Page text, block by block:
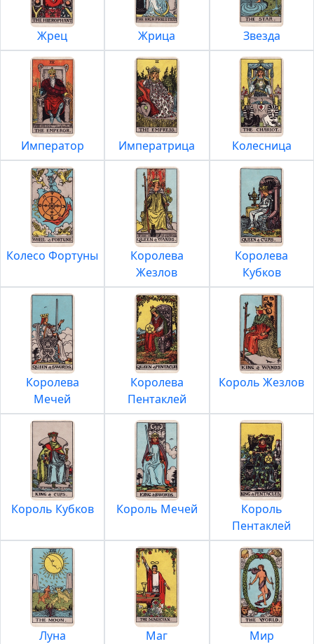
Жрец Жрица Звезда
Император Императрица Колесница
Колесо Фортуны
Королева
Жезлов
Королева
Кубков
Королева
Мечей
Королева
Пентаклей
Король Жезлов
Король Кубков Король Мечей
Король
Пентаклей
Луна Маг Мир